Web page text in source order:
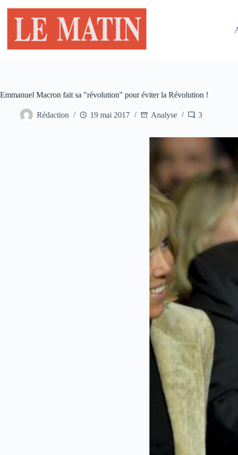
contenu
Emmanuel Macron fait sa "révolution" pour éviter la Révolution !
Rédaction 19 mai 2017 Analyse 3